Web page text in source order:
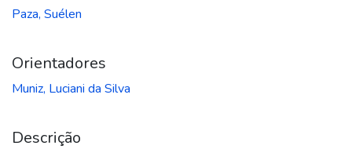
Paza, Suélen
Orientadores
Muniz, Luciani da Silva
Descrição